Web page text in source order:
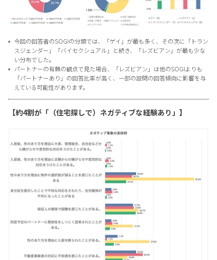
今回の回答者のSOGIの分類では、「ゲイ」が最も多く、その次に「トラン
スジェンダー」「バイセクシュアル」と続き、「レズビアン」が最も少な
い分布でした。
パートナーの有無の観点で見た場合、「レズビアン」は他のSOGIよりも
「パートナーあり」の回答比率が高く、一部の設問の回答傾向に影響を与
えている可能性があります。
【約4割が「（住宅探しで）ネガティブな経験あり」】